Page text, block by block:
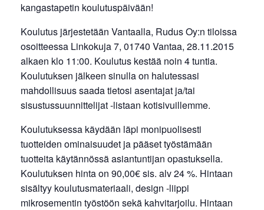
kangastapetin koulutuspäivään!
Koulutus järjestetään Vantaalla, Rudus Oy:n tiloissa
osoitteessa Linkokuja 7, 01740 Vantaa, 28.11.2015
alkaen klo 11:00. Koulutus kestää noin 4 tuntia.
Koulutuksen jälkeen sinulla on halutessasi
mahdollisuus saada tietosi asentajat ja/tai
sisustussuunnittelijat -listaan kotisivuillemme.
Koulutuksessa käydään läpi monipuolisesti
tuotteiden ominaisuudet ja pääset työstämään
tuotteita käytännössä asiantuntijan opastuksella.
Koulutuksen hinta on 90,00€ sis. alv 24 %. Hintaan
sisältyy koulutusmateriaali, design -liippi
mikrosementin työstöön sekä kahvitarjoilu. Hintaan